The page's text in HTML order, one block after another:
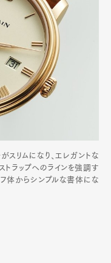
スリムになり、エレガントな
トラップへのラインを強調す
フ体からシンプルな書体にな